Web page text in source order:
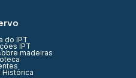
do IPT
IPT
madeiras
Histórica